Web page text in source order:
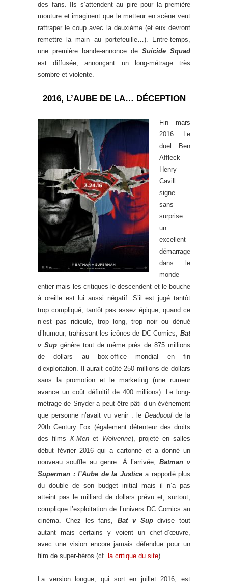
des fans. Ils s’attendent au pire pour la première
mouture et imaginent que le metteur en scène veut
rattraper le coup avec la deuxième (et eux devront
remettre la main au portefeuille…). Entre-temps,
une première bande-annonce de Suicide Squad
est diffusée, annonçant un long-métrage très
sombre et violente.
2016, L’AUBE DE LA… DÉCEPTION
Fin mars
2016. Le
duel Ben
Affleck –
Henry
Cavill
signe
sans
surprise
un
excellent
démarrage
dans le
monde
entier mais les critiques le descendent et le bouche
à oreille est lui aussi négatif. S’il est jugé tantôt
trop compliqué, tantôt pas assez épique, quand ce
n’est pas ridicule, trop long, trop noir ou dénué
d’humour, trahissant les icônes de DC Comics, Bat
v Supgénère tout de même près de 875 millions
de dollars au box-office mondial en fin
d’exploitation. Il aurait coûté 250 millions de dollars
sans la promotion et le marketing (une rumeur
avance un coût définitif de 400 millions). Le long-
métrage de Snyder a peut-être pâti d’un évènement
que personne n’avait vu venir : le Deadpool de la
20th Century Fox (également détenteur des droits
des filmsX-Men et Wolverine), projeté en salles
début février 2016 qui a cartonné et a donné un
nouveau souffle au genre. À l’arrivée, Batman v
Superman : l’Aube de la Justicea rapporté plus
du double de son budget initial mais il n’a pas
atteint pas le milliard de dollars prévu et, surtout,
complique l’exploitation de l’univers DC Comics au
cinéma. Chez les fans, Bat v Supdivise tout
autant mais certains y voient un chef-d’œuvre,
avec une vision encore jamais défendue pour un
film de super-héros (cf. la critique du site).
La version longue, qui sort en juillet 2016, est